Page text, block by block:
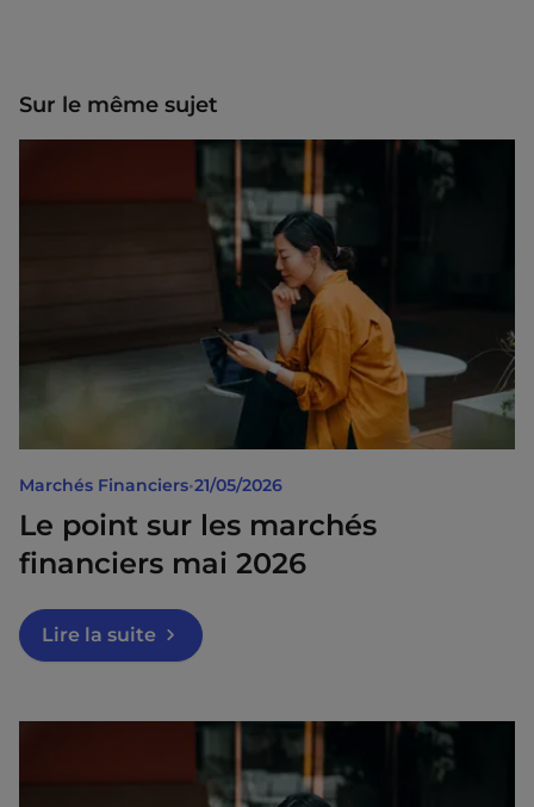
Sur le même sujet
Marchés Financiers•21/05/2026
Le point sur les marchés
financiers mai 2026
Lire la suite